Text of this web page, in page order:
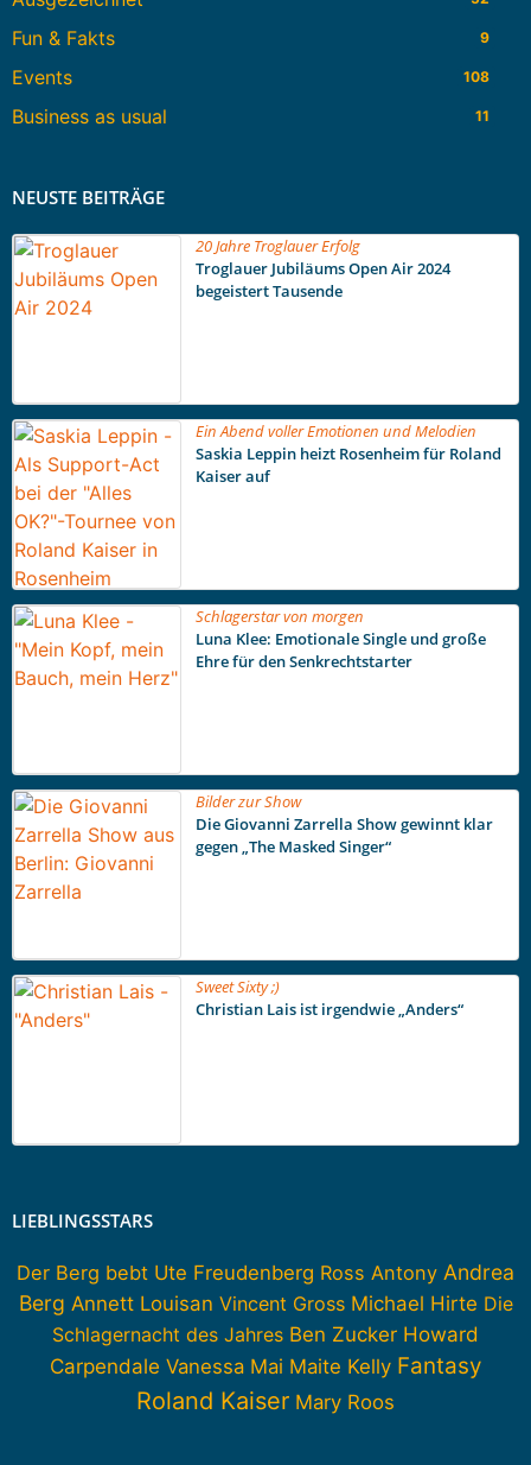
Fun & Fakts 9
Events 108
Business as usual 11
NEUSTE BEITRÄGE
20 Jahre Troglauer Erfolg
Troglauer Jubiläums Open Air 2024
begeistert Tausende
Ein Abend voller Emotionen und Melodien
Saskia Leppin heizt Rosenheim für Roland
Kaiser auf
Schlagerstar von morgen
Luna Klee: Emotionale Single und große
Ehre für den Senkrechtstarter
Bilder zur Show
Die Giovanni Zarrella Show gewinnt klar
gegen „The Masked Singer“
Sweet Sixty ;)
Christian Lais ist irgendwie „Anders“
LIEBLINGSSTARS
Der Berg bebt Ute Freudenberg Ross Antony Andrea
Berg Annett Louisan Vincent Gross Michael Hirte Die
Schlagernacht des Jahres Ben Zucker Howard
Carpendale Vanessa Mai Maite Kelly Fantasy
Roland Kaiser Mary Roos